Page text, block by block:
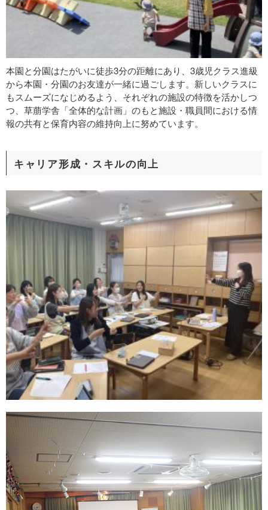
本園と分園はたがいに徒歩3分の距離にあり、3歳児クラス進級
から本園・分園のお友達が一緒に過ごします。新しいクラスに
もスムーズになじめるよう、それぞれの施設の特徴を活かしつ
つ、草萠学舎「全体的な計画」のもと施設・職員間における情
報の共有と保育内容の維持向上に努めています。
キャリア形成・スキルの向上